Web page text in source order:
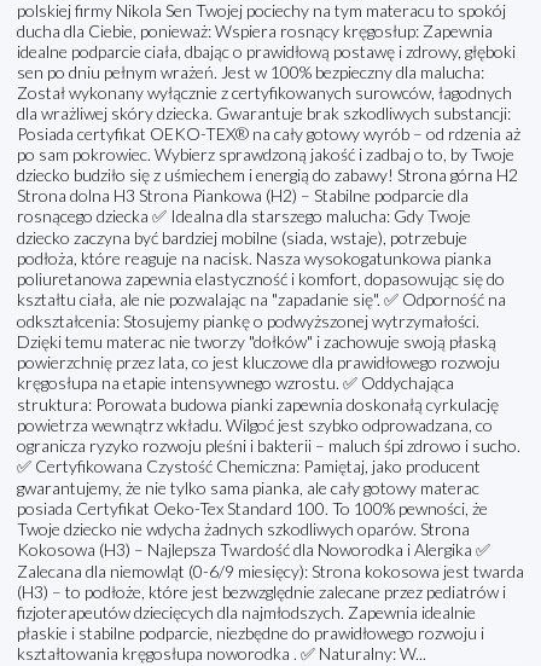
polskiej firmy Nikola Sen Twojej pociechy na tym materacu to spokój
ducha dla Ciebie, ponieważ: Wspiera rosnący kręgosłup: Zapewnia
idealne podparcie ciała, dbając o prawidłową postawę i zdrowy, głęboki
sen po dniu pełnym wrażeń. Jest w 100% bezpieczny dla malucha:
Został wykonany wyłącznie z certyfikowanych surowców, łagodnych
dla wrażliwej skóry dziecka. Gwarantuje brak szkodliwych substancji:
Posiada certyfikat OEKO-TEX® na cały gotowy wyrób – od rdzenia aż
po sam pokrowiec. Wybierz sprawdzoną jakość i zadbaj o to, by Twoje
dziecko budziło się z uśmiechem i energią do zabawy! Strona górna H2
Strona dolna H3 Strona Piankowa (H2) – Stabilne podparcie dla
rosnącego dziecka ✅ Idealna dla starszego malucha: Gdy Twoje
dziecko zaczyna być bardziej mobilne (siada, wstaje), potrzebuje
podłoża, które reaguje na nacisk. Nasza wysokogatunkowa pianka
poliuretanowa zapewnia elastyczność i komfort, dopasowując się do
kształtu ciała, ale nie pozwalając na "zapadanie się". ✅ Odporność na
odkształcenia: Stosujemy piankę o podwyższonej wytrzymałości.
Dzięki temu materac nie tworzy "dołków" i zachowuje swoją płaską
powierzchnię przez lata, co jest kluczowe dla prawidłowego rozwoju
kręgosłupa na etapie intensywnego wzrostu. ✅ Oddychająca
struktura: Porowata budowa pianki zapewnia doskonałą cyrkulację
powietrza wewnątrz wkładu. Wilgoć jest szybko odprowadzana, co
ogranicza ryzyko rozwoju pleśni i bakterii – maluch śpi zdrowo i sucho.
✅ Certyfikowana Czystość Chemiczna: Pamiętaj, jako producent
gwarantujemy, że nie tylko sama pianka, ale cały gotowy materac
posiada Certyfikat Oeko-Tex Standard 100. To 100% pewności, że
Twoje dziecko nie wdycha żadnych szkodliwych oparów. Strona
Kokosowa (H3) – Najlepsza Twardość dla Noworodka i Alergika ✅
Zalecana dla niemowląt (0-6/9 miesięcy): Strona kokosowa jest twarda
(H3) – to podłoże, które jest bezwzględnie zalecane przez pediatrów i
fizjoterapeutów dziecięcych dla najmłodszych. Zapewnia idealnie
płaskie i stabilne podparcie, niezbędne do prawidłowego rozwoju i
kształtowania kręgosłupa noworodka . ✅ Naturalny: W...